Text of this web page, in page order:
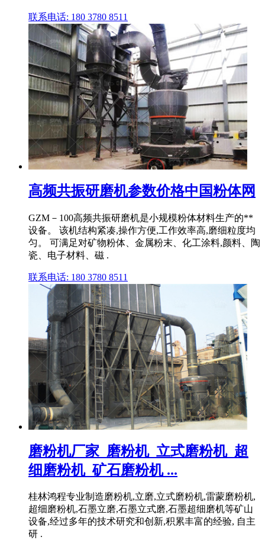
联系电话: 180 3780 8511
高频共振研磨机参数价格中国粉体网
GZM－100高频共振研磨机是小规模粉体材料生产的**
设备。 该机结构紧凑,操作方便,工作效率高,磨细粒度均
匀。 可满足对矿物粉体、金属粉末、化工涂料,颜料、陶
瓷、电子材料、磁 .
联系电话: 180 3780 8511
磨粉机厂家_磨粉机_立式磨粉机_超
细磨粉机_矿石磨粉机 ...
桂林鸿程专业制造磨粉机,立磨,立式磨粉机,雷蒙磨粉机,
超细磨粉机,石墨立磨,石墨立式磨,石墨超细磨机等矿山
设备,经过多年的技术研究和创新,积累丰富的经验, 自主
研 .